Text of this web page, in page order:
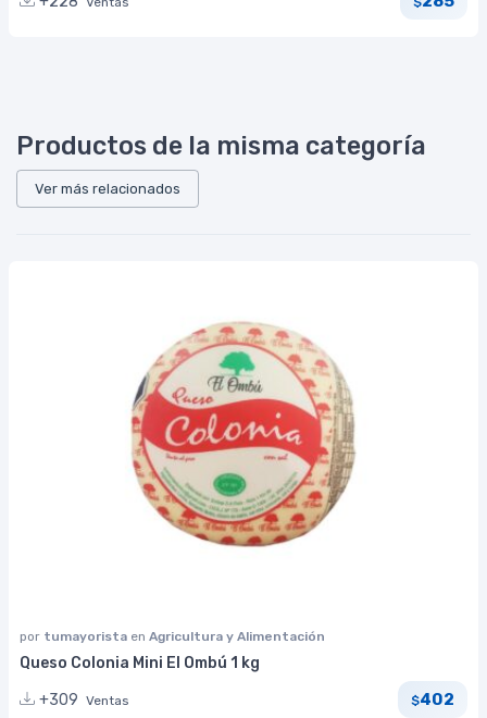
Productos de la misma categoría
Ver más relacionados
por tumayorista en Agricultura y Alimentación
Queso Colonia Mini El Ombú 1 kg
+309 Ventas $402